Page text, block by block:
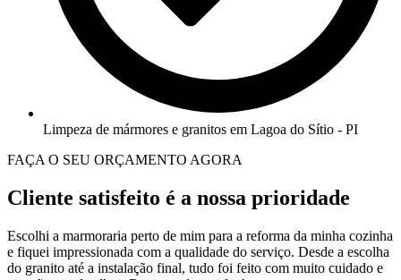
Limpeza de mármores e granitos em Lagoa do Sítio - PI
FAÇA O SEU ORÇAMENTO AGORA
Cliente satisfeito é a nossa prioridade
Escolhi a marmoraria perto de mim para a reforma da minha cozinha
e fiquei impressionada com a qualidade do serviço. Desde a escolha
do granito até a instalação final, tudo foi feito com muito cuidado e